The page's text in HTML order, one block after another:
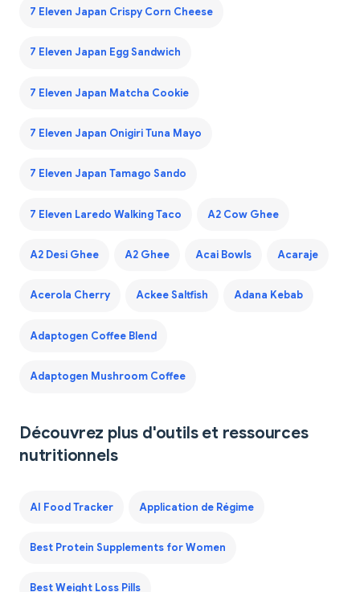
7 Eleven Japan Crispy Corn Cheese
7 Eleven Japan Egg Sandwich
7 Eleven Japan Matcha Cookie
7 Eleven Japan Onigiri Tuna Mayo
7 Eleven Japan Tamago Sando
7 Eleven Laredo Walking Taco A2 Cow Ghee
A2 Desi Ghee A2 Ghee Acai Bowls Acaraje
Acerola Cherry Ackee Saltfish Adana Kebab
Adaptogen Coffee Blend
Adaptogen Mushroom Coffee
Découvrez plus d'outils et ressources
nutritionnels
AI Food Tracker Application de Régime
Best Protein Supplements for Women
Best Weight Loss Pills